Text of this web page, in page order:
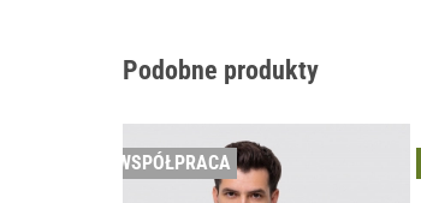
Podobne produkty
WSPÓŁPRACA